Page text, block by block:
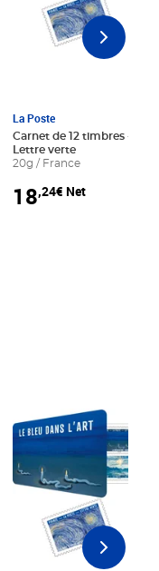
au panier
La Poste
Carnet de 12 timbres - Le
Lettre verte
20g / France
18,24€ Net